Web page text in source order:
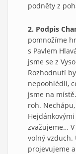
podněty z
2. Podpis
pomnožíme
s Pavlem
jsme se z
Rozhodnutí
nepoohlédli,
jsme na
roh.
zvažujeme…
volný vzduch.
projevujeme